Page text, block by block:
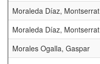
Moraleda Díaz, Montserrat
Moraleda Díaz, Montserrat
Morales Ogalla, Gaspar